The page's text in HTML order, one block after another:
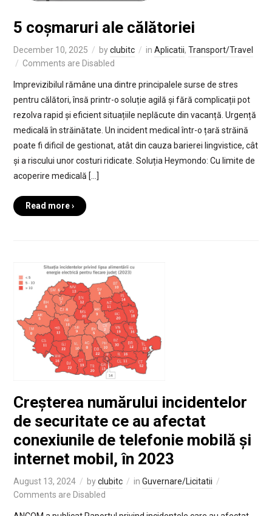
5 coșmaruri ale călătoriei
December 10, 2025 byclubitc in Aplicatii, Transport/Travel
Comments are Disabled
Imprevizibilul rămâne una dintre principalele surse de stres
pentru călători, însă printr-o soluție agilă și fără complicații pot
rezolva rapid și eficient situațiile neplăcute din vacanță. Urgență
medicală în străinătate. Un incident medical într-o țară străină
poate fi dificil de gestionat, atât din cauza barierei lingvistice, cât
și a riscului unor costuri ridicate. Soluția Heymondo: Cu limite de
acoperire medicală […]
Read more ›
Creșterea numărului incidentelor
de securitate ce au afectat
conexiunile de telefonie mobilă și
internet mobil, în 2023
August 13, 2024 byclubitc in Guvernare/Licitatii
Comments are Disabled